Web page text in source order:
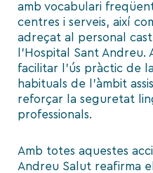
amb vocabulari
centres i serveis, així
adreçat al personal
l’Hospital Sant
facilitar l’ús pràctic de
habituals de l’àmbit
reforçar la seguretat
professionals.
Amb totes aquestes
Andreu Salut reafirma